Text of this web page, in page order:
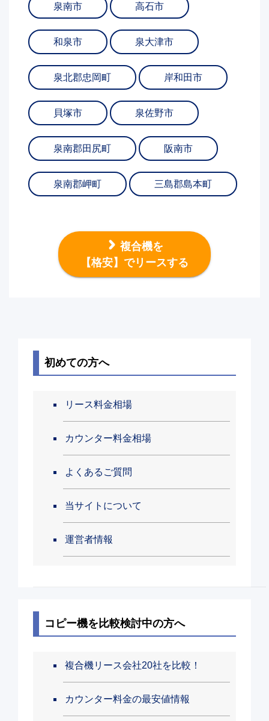
泉南市 高石市
和泉市 泉大津市
泉北郡忠岡町 岸和田市
貝塚市 泉佐野市
泉南郡田尻町 阪南市
泉南郡岬町 三島郡島本町
複合機を
【格安】でリースする
初めての方へ
リース料金相場
カウンター料金相場
よくあるご質問
当サイトについて
運営者情報
コピー機を比較検討中の方へ
複合機リース会社20社を比較！
カウンター料金の最安値情報